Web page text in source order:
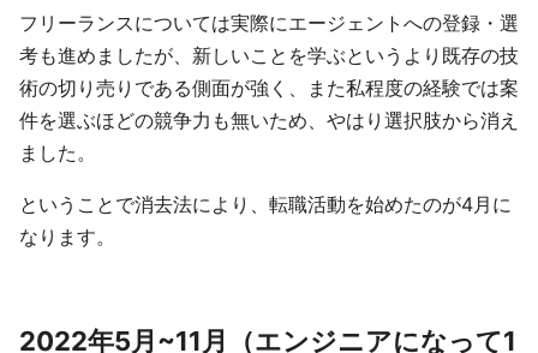
フリーランスについては実際にエージェントへの登録・選
考も進めましたが、新しいことを学ぶというより既存の技
術の切り売りである側面が強く、また私程度の経験では案
件を選ぶほどの競争力も無いため、やはり選択肢から消え
ました。
ということで消去法により、転職活動を始めたのが4月に
なります。
2022年5月~11月（エンジニアになって1